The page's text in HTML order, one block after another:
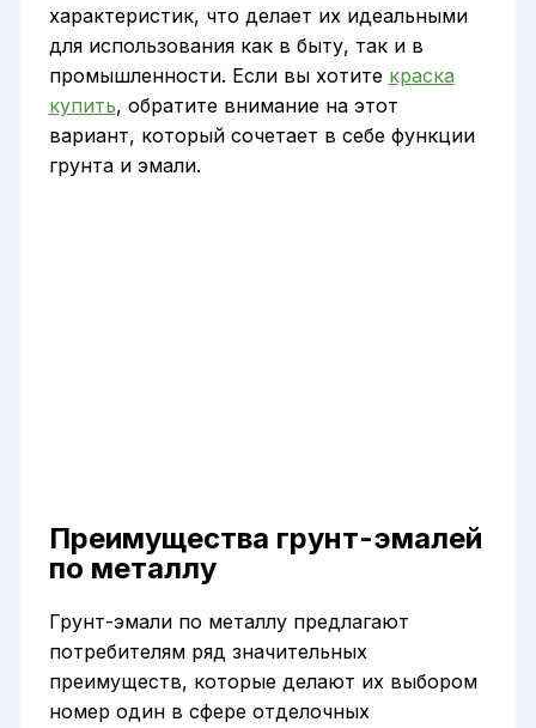
характеристик, что делает их идеальными
для использования как в быту, так и в
промышленности. Если вы хотите краска
купить, обратите внимание на этот
вариант, который сочетает в себе функции
грунта и эмали.
Преимущества грунт-эмалей
по металлу
Грунт-эмали по металлу предлагают
потребителям ряд значительных
преимуществ, которые делают их выбором
номер один в сфере отделочных